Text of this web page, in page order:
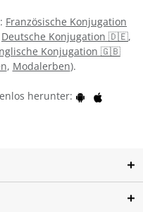
Französische Konjugation
Deutsche Konjugation 🇩🇪,
Konjugation 🇬🇧
, Modalerben).
herunter: